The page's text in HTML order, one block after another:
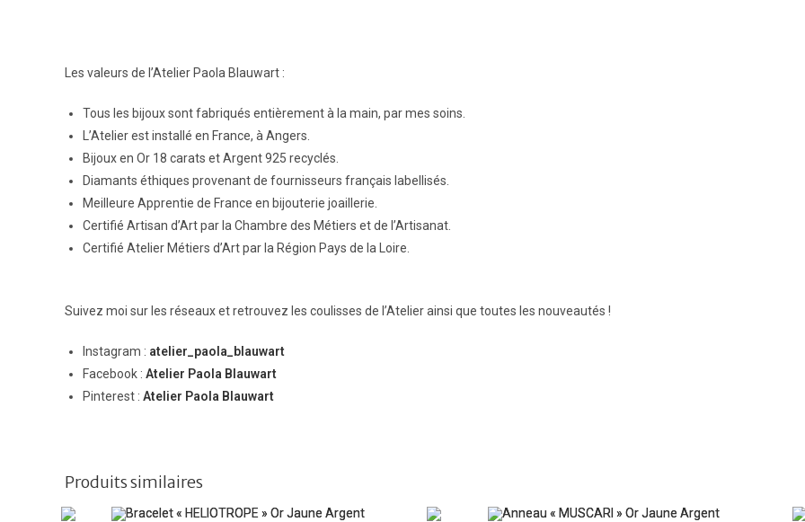
Les valeurs de l’Atelier Paola Blauwart :
Tous les bijoux sont fabriqués entièrement à la main, par mes soins.
L’Atelier est installé en France, à Angers.
Bijoux en Or 18 carats et Argent 925 recyclés.
Diamants éthiques provenant de fournisseurs français labellisés.
Meilleure Apprentie de France en bijouterie joaillerie.
Certifié Artisan d’Art par la Chambre des Métiers et de l’Artisanat.
Certifié Atelier Métiers d’Art par la Région Pays de la Loire.
Suivez moi sur les réseaux et retrouvez les coulisses de l’Atelier ainsi que toutes les nouveautés !
Instagram : atelier_paola_blauwart
Facebook : Atelier Paola Blauwart
Pinterest : Atelier Paola Blauwart
Produits similaires